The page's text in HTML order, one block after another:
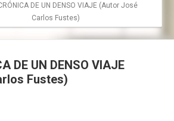
DE UN DENSO VIAJE (Autor José
Carlos Fustes)
DE UN DENSO VIAJE
Fustes)